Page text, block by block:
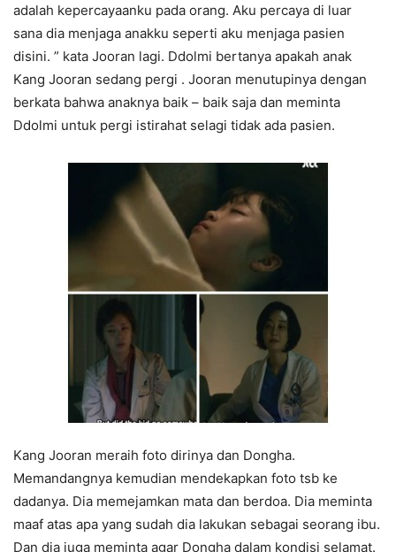
adalah kepercayaanku pada orang. Aku percaya di luar
sana dia menjaga anakku seperti aku menjaga pasien
disini. ” kata Jooran lagi. Ddolmi bertanya apakah anak
Kang Jooran sedang pergi . Jooran menutupinya dengan
berkata bahwa anaknya baik – baik saja dan meminta
Ddolmi untuk pergi istirahat selagi tidak ada pasien.
Kang Jooran meraih foto dirinya dan Dongha.
Memandangnya kemudian mendekapkan foto tsb ke
dadanya. Dia memejamkan mata dan berdoa. Dia meminta
maaf atas apa yang sudah dia lakukan sebagai seorang ibu.
Dan dia juga meminta agar Dongha dalam kondisi selamat.